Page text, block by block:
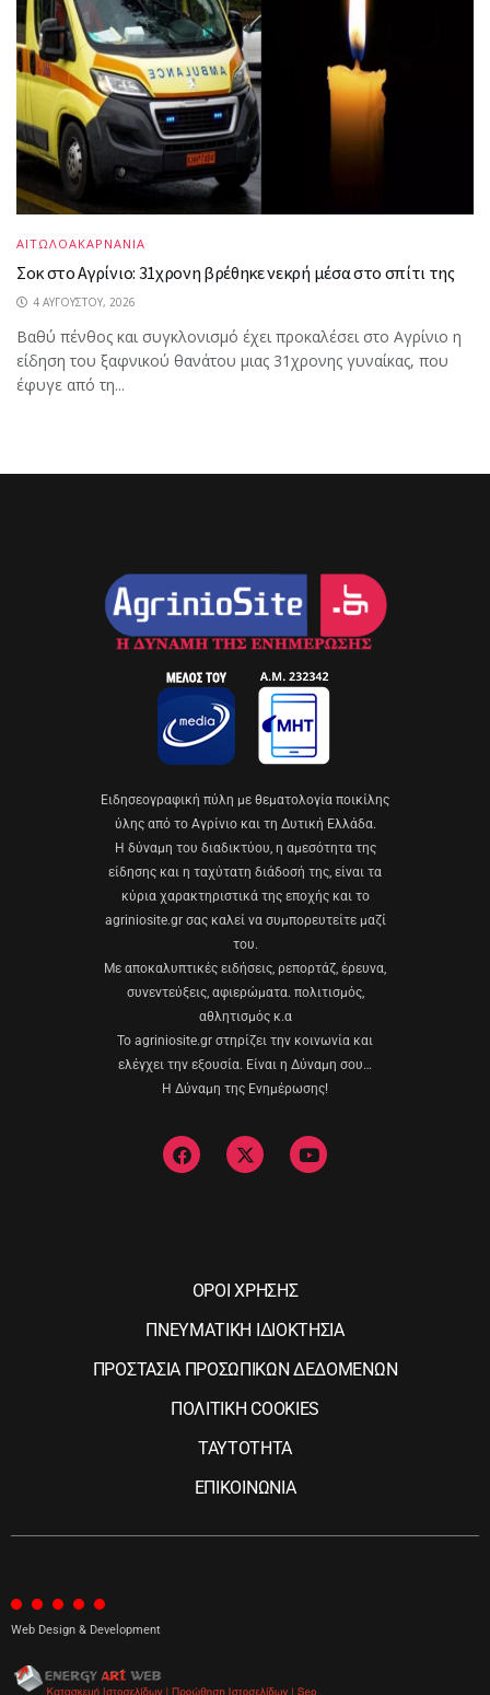
ΑΙΤΩΛΟΑΚΑΡΝΑΝΙΑ
Σοκ στο Αγρίνιο: 31χρονη βρέθηκε νεκρή μέσα στο σπίτι της
4 ΑΥΓΟΎΣΤΟΥ, 2026
Βαθύ πένθος και συγκλονισμό έχει προκαλέσει στο Αγρίνιο η
είδηση του ξαφνικού θανάτου μιας 31χρονης γυναίκας, που
έφυγε από τη...
Eιδησεογραφική πύλη με θεματολογία ποικίλης
ύλης από το Αγρίνιο και τη Δυτική Ελλάδα.
Η δύναμη του διαδικτύου, η αμεσότητα της
είδησης και η ταχύτατη διάδοσή της, είναι τα
κύρια χαρακτηριστικά της εποχής και το
agriniosite.gr σας καλεί να συμπορευτείτε μαζί
του.
Με αποκαλυπτικές ειδήσεις, ρεπορτάζ, έρευνα,
συνεντεύξεις, αφιερώματα. πολιτισμός,
αθλητισμός κ.α
Το agriniosite.gr στηρίζει την κοινωνία και
ελέγχει την εξουσία. Είναι η Δύναμη σου…
Η Δύναμη της Ενημέρωσης!
ΟΡΟΙ ΧΡΗΣΗΣ
ΠΝΕΥΜΑΤΙΚΗ ΙΔΙΟΚΤΗΣΙΑ
ΠΡΟΣΤΑΣΙΑ ΠΡΟΣΩΠΙΚΩΝ ΔΕΔΟΜΕΝΩΝ
ΠΟΛΙΤΙΚΗ COOKIES
ΤΑΥΤΟΤΗΤΑ
ΕΠΙΚΟΙΝΩΝΙΑ
Web Design & Development